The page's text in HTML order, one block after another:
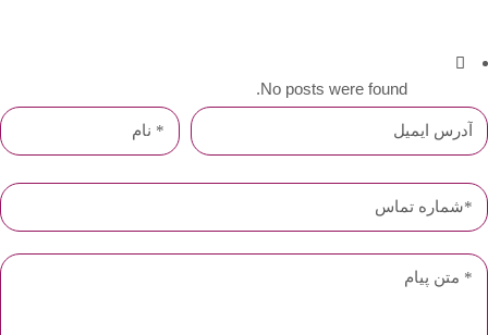
No posts were found.